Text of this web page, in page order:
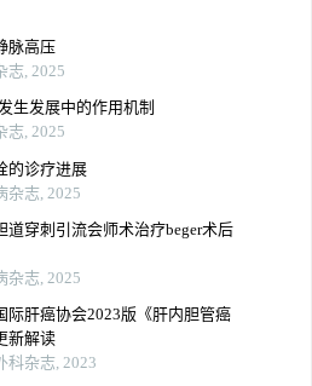
脉高压
志, 2025
生发展中的作用机制
志, 2025
的诊疗进展
杂志, 2025
道穿刺引流会师术治疗beger术后
杂志, 2025
际肝癌协会2023版《肝内胆管癌
新解读
科杂志, 2023